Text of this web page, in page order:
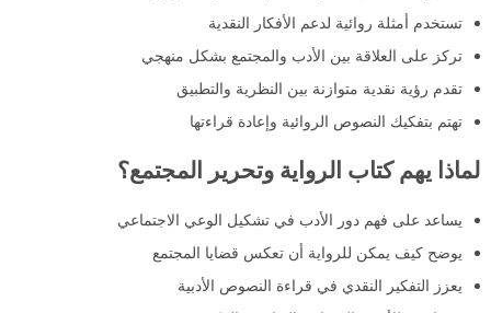
تستخدم أمثلة روائية لدعم الأفكار النقدية
تركز على العلاقة بين الأدب والمجتمع بشكل منهجي
تقدم رؤية نقدية متوازنة بين النظرية والتطبيق
تهتم بتفكيك النصوص الروائية وإعادة قراءتها
لماذا يهم كتاب الرواية وتحرير المجتمع؟
يساعد على فهم دور الأدب في تشكيل الوعي الاجتماعي
يوضح كيف يمكن للرواية أن تعكس قضايا المجتمع
يعزز التفكير النقدي في قراءة النصوص الأدبية